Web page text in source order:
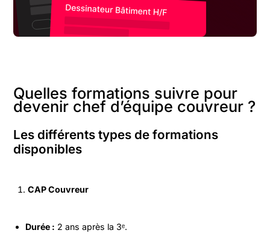
Quelles formations suivre pour
devenir chef d’équipe couvreur ?
Les différents types de formations
disponibles
CAP Couvreur
Durée : 2 ans après la 3ᵉ.